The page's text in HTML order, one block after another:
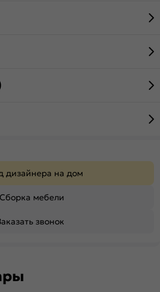
дизайнера на дом
Сборка мебели
звонок